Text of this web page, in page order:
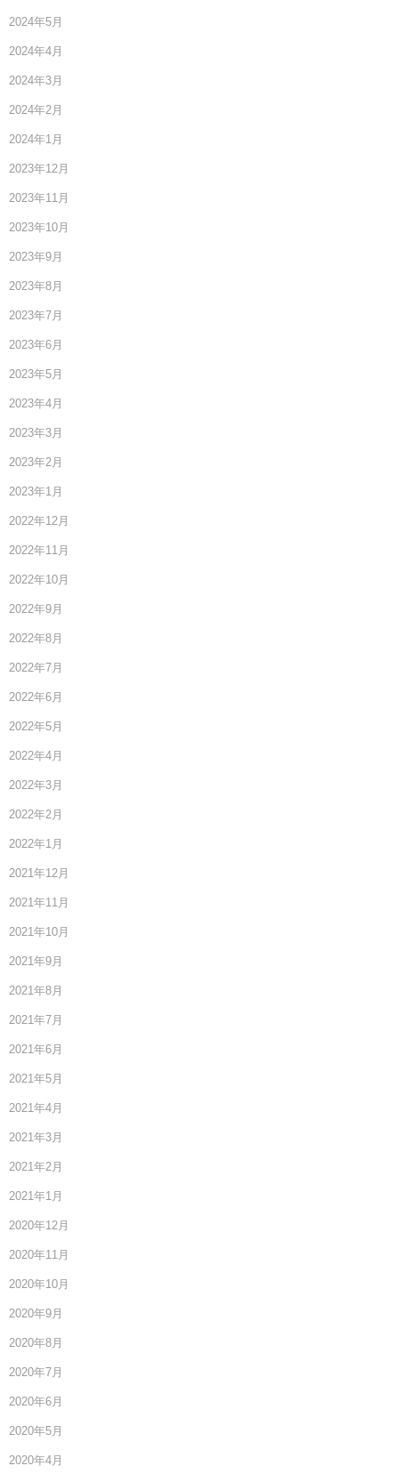
2024年5月
2024年4月
2024年3月
2024年2月
2024年1月
2023年12月
2023年11月
2023年10月
2023年9月
2023年8月
2023年7月
2023年6月
2023年5月
2023年4月
2023年3月
2023年2月
2023年1月
2022年12月
2022年11月
2022年10月
2022年9月
2022年8月
2022年7月
2022年6月
2022年5月
2022年4月
2022年3月
2022年2月
2022年1月
2021年12月
2021年11月
2021年10月
2021年9月
2021年8月
2021年7月
2021年6月
2021年5月
2021年4月
2021年3月
2021年2月
2021年1月
2020年12月
2020年11月
2020年10月
2020年9月
2020年8月
2020年7月
2020年6月
2020年5月
2020年4月